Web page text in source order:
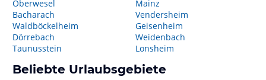
Oberwesel
Bacharach
Waldböckelheim
Dörrebach
Taunusstein
Mainz
Vendersheim
Geisenheim
Weidenbach
Lonsheim
Beliebte Urlaubsgebiete